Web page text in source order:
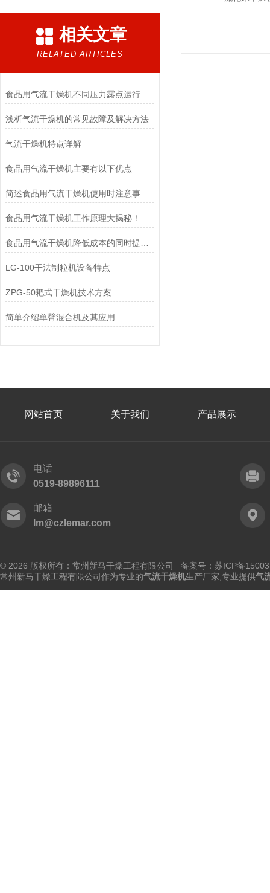
相关文章
RELATED ARTICLES
食品用气流干燥机不同压力露点运行确定
浅析气流干燥机的常见故障及解决方法
气流干燥机特点详解
食品用气流干燥机主要有以下优点
简述食品用气流干燥机使用时注意事项及对设备的保养工作
食品用气流干燥机工作原理大揭秘！
LG-100干法制粒机设备特点
ZPG-50耙式干燥机技术方案
简单介绍单臂混合机及其应用
网站首页 关于我们 产品展示
电话
0519-89896111
邮箱
lm@czlemar.com
© 2026 版权所有：常州新马干燥工程有限公司 备案号： 苏ICP备
常州新马干燥工程有限公司作为专业的气流干燥机生产厂家,专业提供气